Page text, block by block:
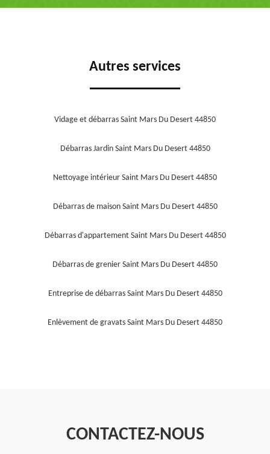
Autres services
Vidage et débarras Saint Mars Du Desert 44850
Débarras Jardin Saint Mars Du Desert 44850
Nettoyage intérieur Saint Mars Du Desert 44850
Débarras de maison Saint Mars Du Desert 44850
Débarras d'appartement Saint Mars Du Desert 44850
Débarras de grenier Saint Mars Du Desert 44850
Entreprise de débarras Saint Mars Du Desert 44850
Enlèvement de gravats Saint Mars Du Desert 44850
CONTACTEZ-NOUS